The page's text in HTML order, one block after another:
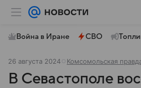
Война в Иране СВО
26 августа 2024 Комсомольская
В Севастополе